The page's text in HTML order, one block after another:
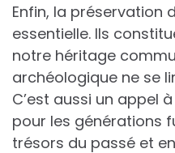
Enfin, la préservation
essentielle. Ils
notre héritage
archéologique ne se
C’est aussi un appel
pour les générations
trésors du passé et